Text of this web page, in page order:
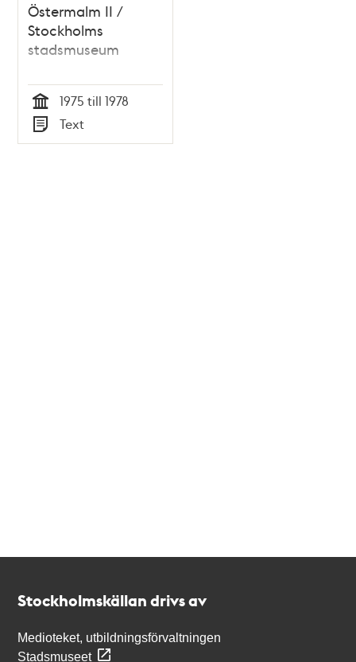
Östermalm II /
Stockholms
stadsmuseum
Tid
1975 till 1978
Typ
Text
Stockholmskällan drivs av
Medioteket, utbildningsförvaltningen
Stadsmuseet